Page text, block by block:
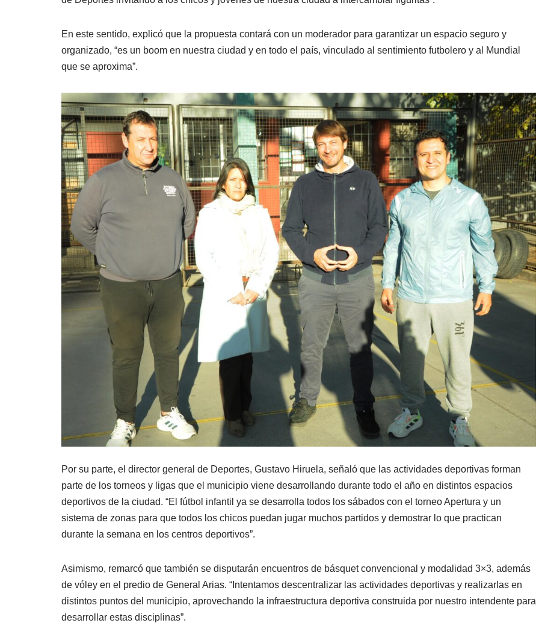
En este sentido, explicó que la propuesta contará con un moderador para garantizar un espacio seguro y
organizado, “es un boom en nuestra ciudad y en todo el país, vinculado al sentimiento futbolero y al Mundial
que se aproxima”.
Por su parte, el director general de Deportes, Gustavo Hiruela, señaló que las actividades deportivas forman
parte de los torneos y ligas que el municipio viene desarrollando durante todo el año en distintos espacios
deportivos de la ciudad. “El fútbol infantil ya se desarrolla todos los sábados con el torneo Apertura y un
sistema de zonas para que todos los chicos puedan jugar muchos partidos y demostrar lo que practican
durante la semana en los centros deportivos”.
Asimismo, remarcó que también se disputarán encuentros de básquet convencional y modalidad 3×3, además
de vóley en el predio de General Arias. “Intentamos descentralizar las actividades deportivas y realizarlas en
distintos puntos del municipio, aprovechando la infraestructura deportiva construida por nuestro intendente para
desarrollar estas disciplinas”.